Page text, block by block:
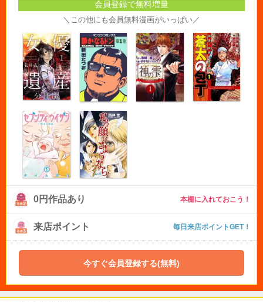
会員登録で無料増量
＼この他にも会員無料漫画がいっぱい／
0円作品あり 本棚に入れておこう！
来店ポイント 毎日来店ポイントGET！
今すぐ会員登録する(無料)